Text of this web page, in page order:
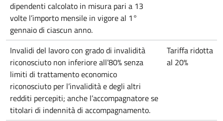
dipendenti calcolato in misura pari a 13
volte l’importo mensile in vigore al 1°
gennaio di ciascun anno.
Invalidi del lavoro con grado di invalidità
riconosciuto non inferiore all’80% senza
limiti di trattamento economico
riconosciuto per l’invalidità e degli altri
redditi percepiti; anche l’accompagnatore se
titolari di indennità di accompagnamento.
Tariffa ridotta
al 20%